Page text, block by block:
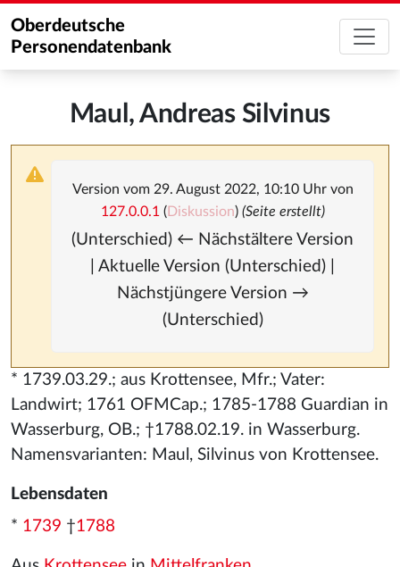
Oberdeutsche
Personendatenbank
Maul, Andreas Silvinus
Version vom 29. August 2022, 10:10 Uhr von
127.0.0.1 (Diskussion) (Seite erstellt)
(Unterschied) ← Nächstältere Version
| Aktuelle Version (Unterschied) |
Nächstjüngere Version →
(Unterschied)
* 1739.03.29.; aus Krottensee, Mfr.; Vater:
Landwirt; 1761 OFMCap.; 1785-1788 Guardian in
Wasserburg, OB.; †1788.02.19. in Wasserburg.
Namensvarianten: Maul, Silvinus von Krottensee.
Lebensdaten
* 1739 †1788